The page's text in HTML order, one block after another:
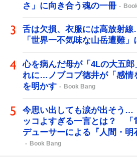
さ」に向き合う魂の一冊
舌は欠損、衣服には高放射
「世界一不気味な山岳遭難」
心を病んだ母が「4Lの大五
れに…ノブコブ徳井が「感情
を明かす
Book Bang
今思い出しても涙が出そう…
ッコよすぎる一言とは？ 「
デューサーによる『人間・明
Book Bang